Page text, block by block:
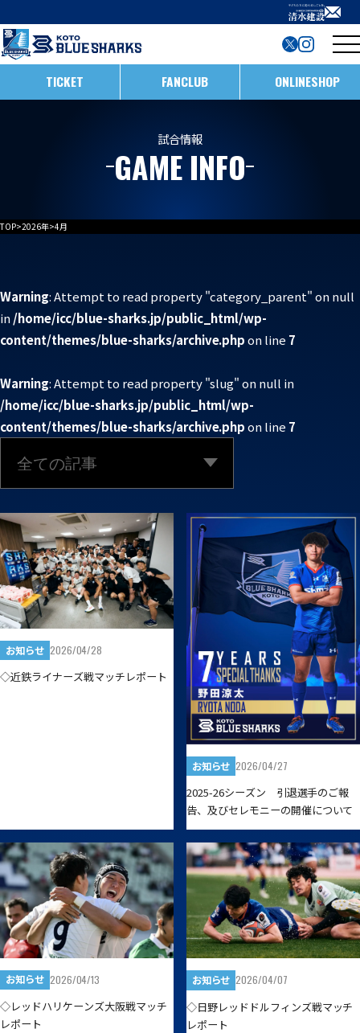
TICKET FANCLUB ONLINESHOP
試合情報
GAME INFO
TOP>2026年>4月
Warning: Attempt to read property "category_parent" on null
in/home/icc/blue-sharks.jp/public_html/wp-
content/themes/blue-sharks/archive.phpon line 7
Warning: Attempt to read property "slug" on null in
/home/icc/blue-sharks.jp/public_html/wp-
content/themes/blue-sharks/archive.phpon line 7
お知らせ 2026/04/28
◇近鉄ライナーズ戦マッチレポート
お知らせ 2026/04/27
2025-26シーズン 引退選手のご報
告、及びセレモニーの開催について
お知らせ 2026/04/13
◇レッドハリケーンズ大阪戦マッチ
レポート
お知らせ 2026/04/07
◇日野レッドドルフィンズ戦マッチ
レポート
インフォメーション
試合情報
ホストゲーム最終
青鮫祭り2026
第4戦ホストゲーム
第3戦ホストゲーム
第2戦ホストゲーム
第1戦ホストゲーム
チームについて
チーム情報
ホストのご案内
ACADEMY
チケット
パートナー
パートナー募集
プライバシーポリシー